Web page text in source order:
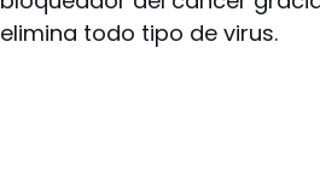
elimina todo tipo de virus.